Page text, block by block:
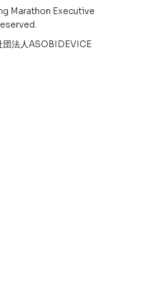
Marathon Executive
団法人ASOBIDEVICE